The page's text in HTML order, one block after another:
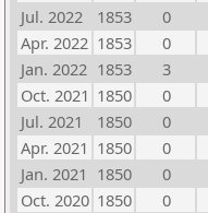
Jul. 2022
1853 0
Apr. 2022 1853 0
Jan. 2022 1853 3
Oct. 2021 1850 0
Jul. 2021
1850 0
Apr. 2021 1850 0
Jan. 2021 1850 0
Oct. 2020 1850 0